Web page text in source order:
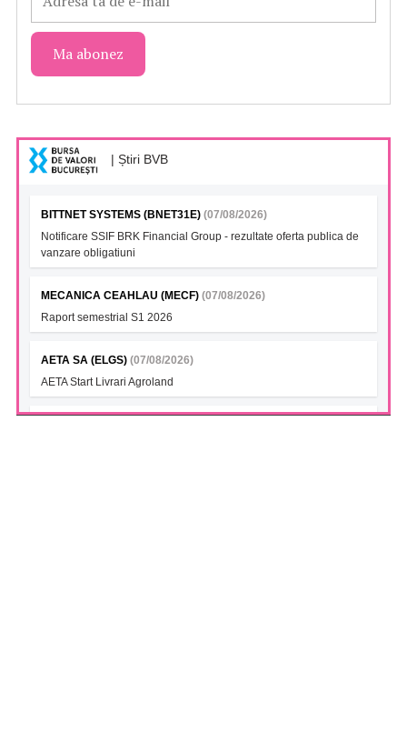
| Știri BVB
BITTNET SYSTEMS (BNET31E) (07/08/2026)
Notificare SSIF BRK Financial Group - rezultate oferta publica de
vanzare obligatiuni
MECANICA CEAHLAU (MECF) (07/08/2026)
Raport semestrial S1 2026
AETA SA (ELGS) (07/08/2026)
AETA Start Livrari Agroland